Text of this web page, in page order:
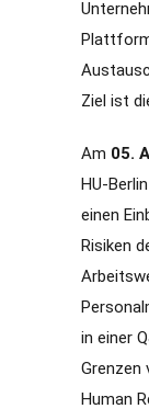
Ziel ist
Am 05.
HU-
einen
Risiken
in einer
Grenzen
Human